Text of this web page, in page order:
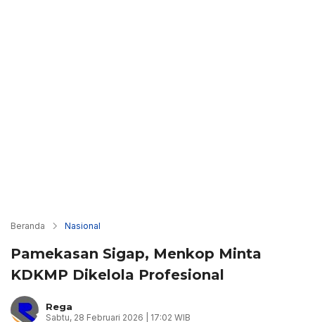
Beranda Nasional
Pamekasan Sigap, Menkop Minta
KDKMP Dikelola Profesional
Rega
Sabtu, 28 Februari 2026 | 17:02 WIB